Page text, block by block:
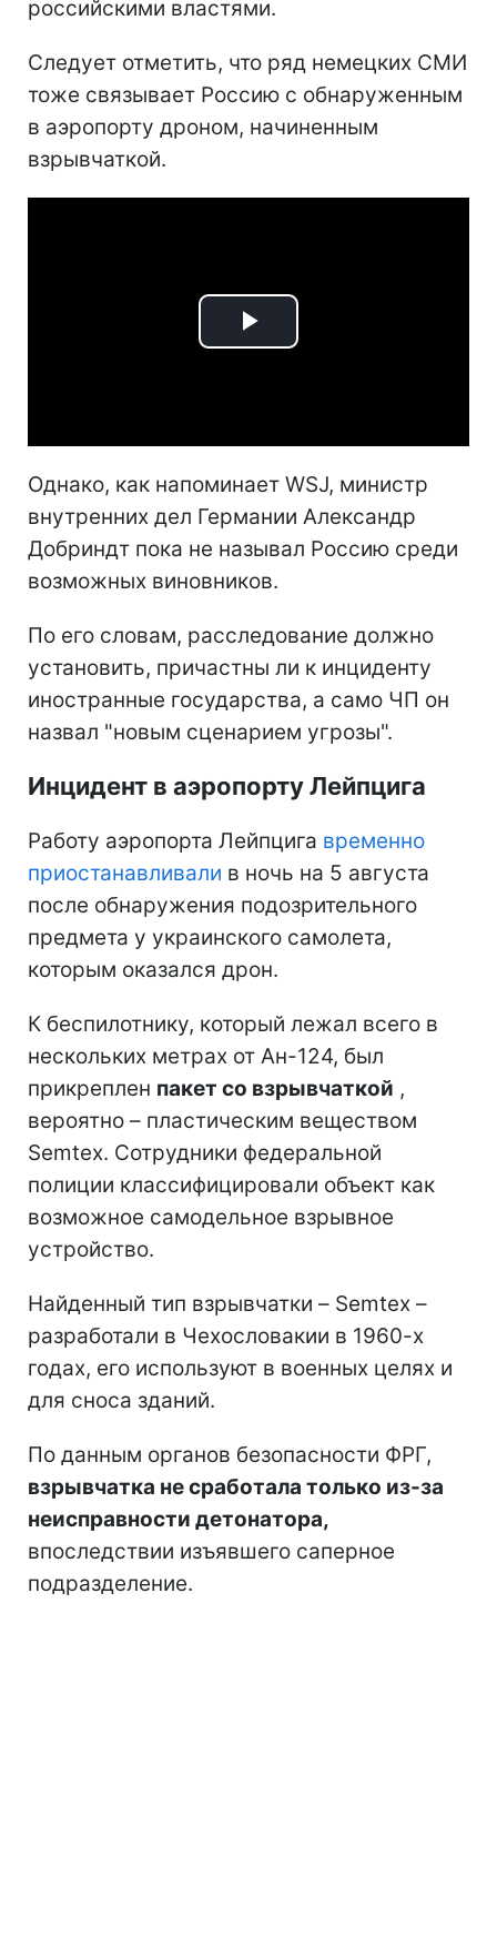
российскими властями.
Следует отметить, что ряд немецких СМИ
тоже связывает Россию с обнаруженным
в аэропорту дроном, начиненным
взрывчаткой.
Play
Однако, как напоминает WSJ, министр
внутренних дел Германии Александр
Добриндт пока не называл Россию среди
возможных виновников.
По его словам, расследование должно
установить, причастны ли к инциденту
иностранные государства, а само ЧП он
назвал "новым сценарием угрозы".
Инцидент в аэропорту Лейпцига
Работу аэропорта Лейпцига временно
приостанавливали в ночь на 5 августа
после обнаружения подозрительного
предмета у украинского самолета,
которым оказался дрон.
К беспилотнику, который лежал всего в
нескольких метрах от Ан-124, был
прикреплен пакет со взрывчаткой ,
вероятно – пластическим веществом
Semtex. Сотрудники федеральной
полиции классифицировали объект как
возможное самодельное взрывное
устройство.
Найденный тип взрывчатки – Semtex –
разработали в Чехословакии в 1960-х
годах, его используют в военных целях и
для сноса зданий.
По данным органов безопасности ФРГ,
взрывчатка не сработала только из-за
неисправности детонатора,
впоследствии изъявшего саперное
подразделение.